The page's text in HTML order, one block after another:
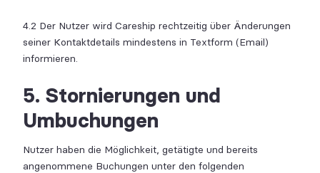
4.2 Der Nutzer wird Careship rechtzeitig über Änderungen
seiner Kontaktdetails mindestens in Textform (Email)
informieren.
5. Stornierungen und
Umbuchungen
Nutzer haben die Möglichkeit, getätigte und bereits
angenommene Buchungen unter den folgenden